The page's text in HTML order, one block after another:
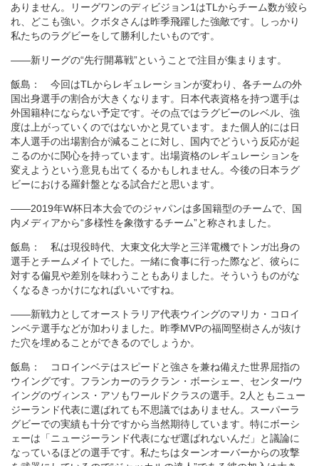
ありません。リーグワンのディビジョン1はTLからチーム数が絞ら
れ、どこも強い。クボタさんは昨季飛躍した強敵です。しっかり
私たちのラグビーをして勝利したいものです。
――新リーグの“先行開幕戦”ということで注目が集まります。
飯島： 今回はTLからレギュレーションが変わり、各チームの外
国出身選手の割合が大きくなります。日本代表資格を持つ選手は
外国籍枠にならない予定です。その点ではラグビーのレベル、強
度は上がっていくのではないかと見ています。また個人的には日
本人選手の出場割合が減ることに対し、国内でどういう反応が起
こるのかに関心を持っています。出場資格のレギュレーションを
変えようという意見も出てくるかもしれません。今後の日本ラグ
ビーにおける羅針盤となる試合だと思います。
――2019年W杯日本大会でのジャパンは多国籍型のチームで、国
内メディアから“多様性を象徴するチーム”と称されました。
飯島： 私は現役時代、大東文化大学と三洋電機でトンガ出身の
選手とチームメイトでした。一緒に食事に行った際など、彼らに
対する偏見や差別を味わうこともありました。そういうものがな
くなるきっかけになればいいですね。
――新戦力としてオーストラリア代表ウイングのマリカ・コロイ
ンベテ選手などが加わりました。昨季MVPの福岡堅樹さんが抜け
た穴を埋めることができるのでしょうか。
飯島： コロインベテはスピードと強さを兼ね備えた世界屈指の
ウイングです。フランカーのラクラン・ボーシェー、センター/ウ
イングのヴィンス・アソもワールドクラスの選手。2人ともニュー
ジーランド代表に選ばれても不思議ではありません。スーパーラ
グビーでの実績も十分ですから当然期待しています。特にボーシ
ェーは「ニュージーランド代表になぜ選ばれないんだ」と議論に
なっているほどの選手です。私たちはターンオーバーからの攻撃